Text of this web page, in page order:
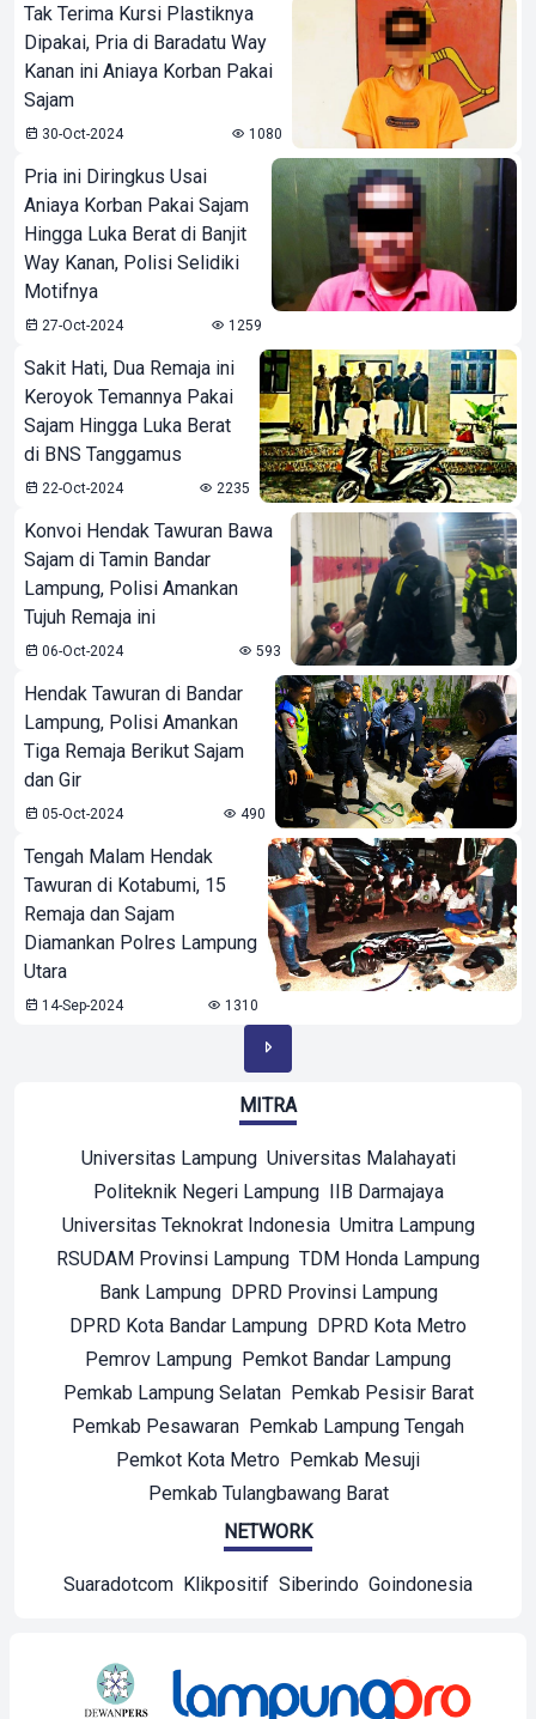
Tak Terima Kursi Plastiknya
Dipakai, Pria di Baradatu Way
Kanan ini Aniaya Korban Pakai
Sajam
30-Oct-2024 1080
Pria ini Diringkus Usai
Aniaya Korban Pakai Sajam
Hingga Luka Berat di Banjit
Way Kanan, Polisi Selidiki
Motifnya
27-Oct-2024 1259
Sakit Hati, Dua Remaja ini
Keroyok Temannya Pakai
Sajam Hingga Luka Berat
di BNS Tanggamus
22-Oct-2024 2235
Konvoi Hendak Tawuran Bawa
Sajam di Tamin Bandar
Lampung, Polisi Amankan
Tujuh Remaja ini
06-Oct-2024 593
Hendak Tawuran di Bandar
Lampung, Polisi Amankan
Tiga Remaja Berikut Sajam
dan Gir
05-Oct-2024 490
Tengah Malam Hendak
Tawuran di Kotabumi, 15
Remaja dan Sajam
Diamankan Polres Lampung
Utara
14-Sep-2024 1310
MITRA
Universitas Lampung Universitas Malahayati
Politeknik Negeri Lampung IIB Darmajaya
Universitas Teknokrat Indonesia Umitra Lampung
RSUDAM Provinsi Lampung TDM Honda Lampung
Bank Lampung DPRD Provinsi Lampung
DPRD Kota Bandar Lampung DPRD Kota Metro
Pemrov Lampung Pemkot Bandar Lampung
Pemkab Lampung Selatan Pemkab Pesisir Barat
Pemkab Pesawaran Pemkab Lampung Tengah
Pemkot Kota Metro Pemkab Mesuji
Pemkab Tulangbawang Barat
NETWORK
Suaradotcom Klikpositif Siberindo Goindonesia